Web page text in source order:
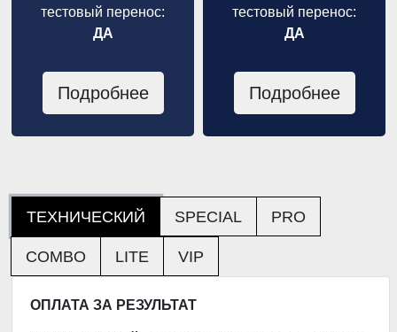
тестовый перенос:
ДА
Подробнее
тестовый перенос:
ДА
Подробнее
ТЕХНИЧЕСКИЙ SPECIAL PRO
COMBO LITE VIP
ОПЛАТА ЗА РЕЗУЛЬТАТ